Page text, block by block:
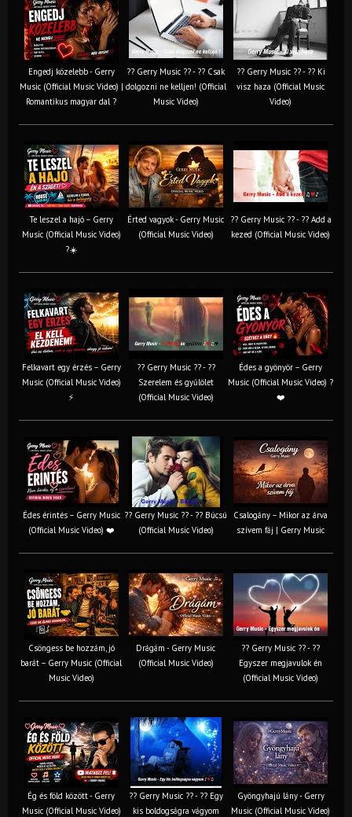
Engedj közelebb - Gerry
Music (Official Music Video) |
Romantikus magyar dal ?
?? Gerry Music ?? - ?? Csak
dolgozni ne kelljen! (Official
Music Video)
?? Gerry Music ?? - ?? Ki
visz haza (Official Music
Video)
Te leszel a hajó – Gerry
Music (Official Music Video)
?☀️
Érted vagyok - Gerry Music
(Official Music Video)
?? Gerry Music ?? - ?? Add a
kezed (Official Music Video)
Felkavart egy érzés – Gerry
Music (Official Music Video)
⚡
?? Gerry Music ?? - ??
Szerelem és gyűlölet
(Official Music Video)
Édes a gyönyör – Gerry
Music (Official Music Video) ?
❤️
Édes érintés – Gerry Music
(Official Music Video) ❤️
?? Gerry Music ?? - ?? Búcsú
(Official Music Video)
Csalogány – Mikor az árva
szívem fáj | Gerry Music
Csöngess be hozzám, jó
barát – Gerry Music (Official
Music Video)
Drágám - Gerry Music
(Official Music Video)
?? Gerry Music ?? - ??
Egyszer megjavulok én
(Official Music Video)
Ég és föld között - Gerry
Music (Official Music Video)
?? Gerry Music ?? - ?? Egy
kis boldogságra vágyom
Gyöngyhajú lány - Gerry
Music (Official Music Video)